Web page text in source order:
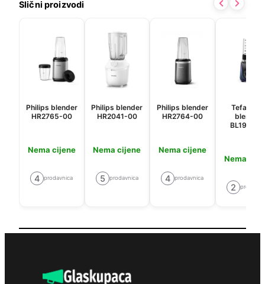
Slični proizvodi
Philips blender
HR2765-00
Nema cijene
4 prodavnica
Philips blender
HR2041-00
Nema cijene
5 prodavnica
Philips blender
HR2764-00
Nema cijene
4 prodavnica
Tefal mini
blender
Nema
2